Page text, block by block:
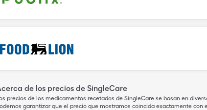
de los precios de SingleCare
precios de los medicamentos recetados de SingleCare se basan en
garantizar que el precio que mostramos coincida exactamente con